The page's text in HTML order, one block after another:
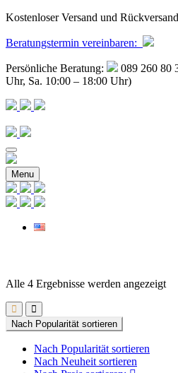
Kostenloser Versand und Rückversand
Beratungstermin vereinbaren:
Persönliche Beratung:
089 260 80
Uhr, Sa. 10:00 – 18:00 Uhr)
Menu
Alle 4 Ergebnisse werden angezeigt
Nach Popularität sortieren
Nach Popularität sortieren
Nach Neuheit sortieren